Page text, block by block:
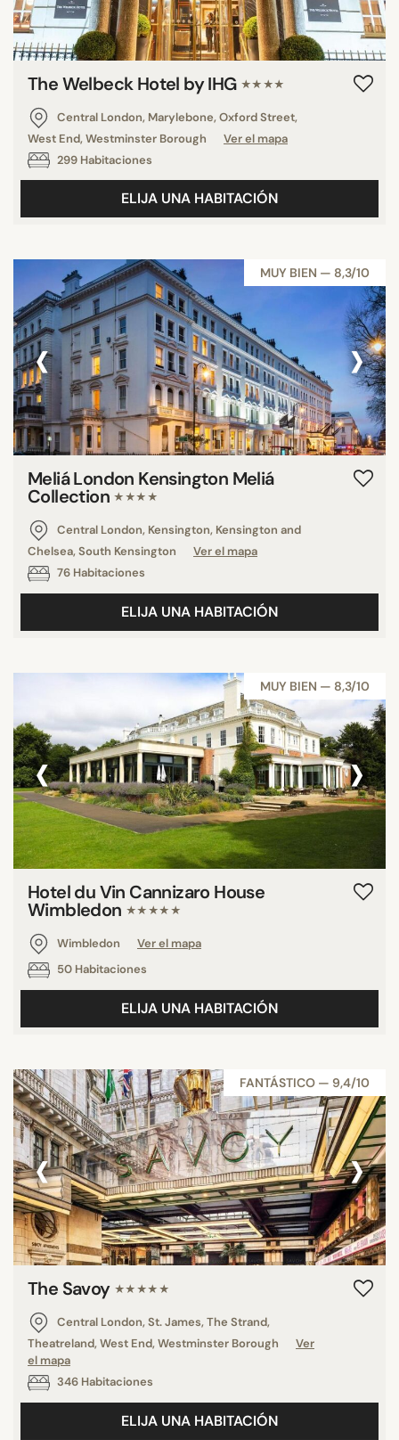
The Welbeck Hotel by IHG ★★★★
Central London, Marylebone, Oxford Street,
West End, Westminster Borough
Ver el mapa
299 Habitaciones
ELIJA UNA HABITACIÓN
MUY BIEN — 8,3/10
‹ ›
Meliá London Kensington Meliá
Collection ★★★★
Central London, Kensington, Kensington and
Chelsea, South Kensington
Ver el mapa
76 Habitaciones
ELIJA UNA HABITACIÓN
MUY BIEN — 8,3/10
‹ ›
Hotel du Vin Cannizaro House
Wimbledon ★★★★★
Wimbledon
Ver el mapa
50 Habitaciones
ELIJA UNA HABITACIÓN
FANTÁSTICO — 9,4/10
‹ ›
The Savoy ★★★★★
Central London, St. James, The Strand,
Theatreland, West End, Westminster Borough
Ver
el mapa
346 Habitaciones
ELIJA UNA HABITACIÓN